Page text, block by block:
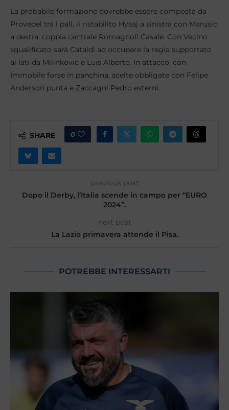
La probabile formazione dovrebbe essere composta da
Provedel tra i pali, il ristabilito Hysaj a sinistra con Marusic
a destra, coppia centrale Romagnoli Casale. Con Vecino
squalificato sarà Cataldi ad occupare la regia supportato
ai lati da Milinkovic e Luis Alberto. In attacco, con
Immobile forse in panchina, scelte obbligate con Felipe
Anderson punta e Zaccagni Pedro esterni.
SHARE 0
previous post
Dopo il Derby, l’Italia scende in campo per “EURO
2024”.
next post
La Lazio primavera attende il Pisa.
POTREBBE INTERESSARTI